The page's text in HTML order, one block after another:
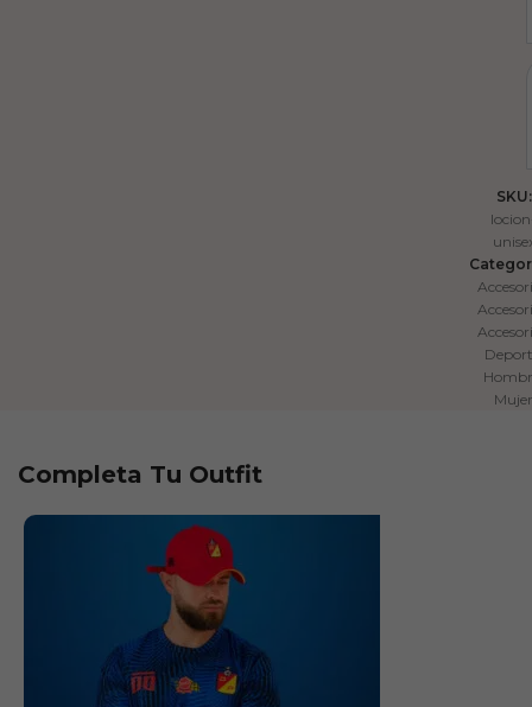
SKU:
Completa Tu Outfit